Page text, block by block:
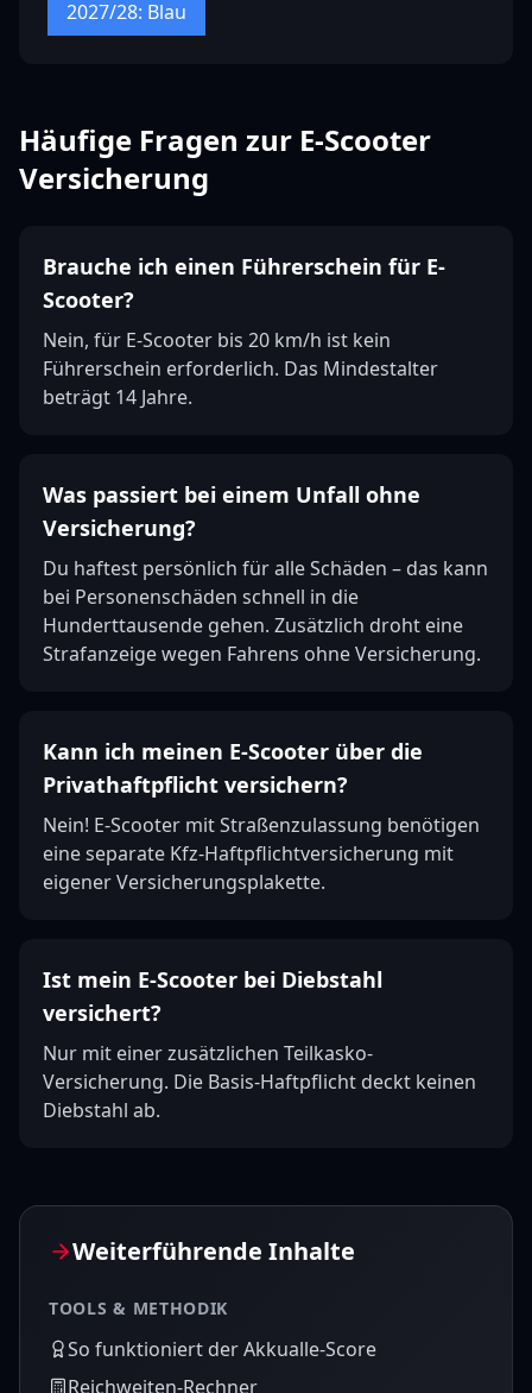
2027/28: Blau
Häufige Fragen zur E-Scooter
Versicherung
Brauche ich einen Führerschein für E-
Scooter?
Nein, für E-Scooter bis 20 km/h ist kein
Führerschein erforderlich. Das Mindestalter
beträgt 14 Jahre.
Was passiert bei einem Unfall ohne
Versicherung?
Du haftest persönlich für alle Schäden – das kann
bei Personenschäden schnell in die
Hunderttausende gehen. Zusätzlich droht eine
Strafanzeige wegen Fahrens ohne Versicherung.
Kann ich meinen E-Scooter über die
Privathaftpflicht versichern?
Nein! E-Scooter mit Straßenzulassung benötigen
eine separate Kfz-Haftpflichtversicherung mit
eigener Versicherungsplakette.
Ist mein E-Scooter bei Diebstahl
versichert?
Nur mit einer zusätzlichen Teilkasko-
Versicherung. Die Basis-Haftpflicht deckt keinen
Diebstahl ab.
Weiterführende Inhalte
TOOLS & METHODIK
So funktioniert der Akkualle-Score
Reichweiten-Rechner